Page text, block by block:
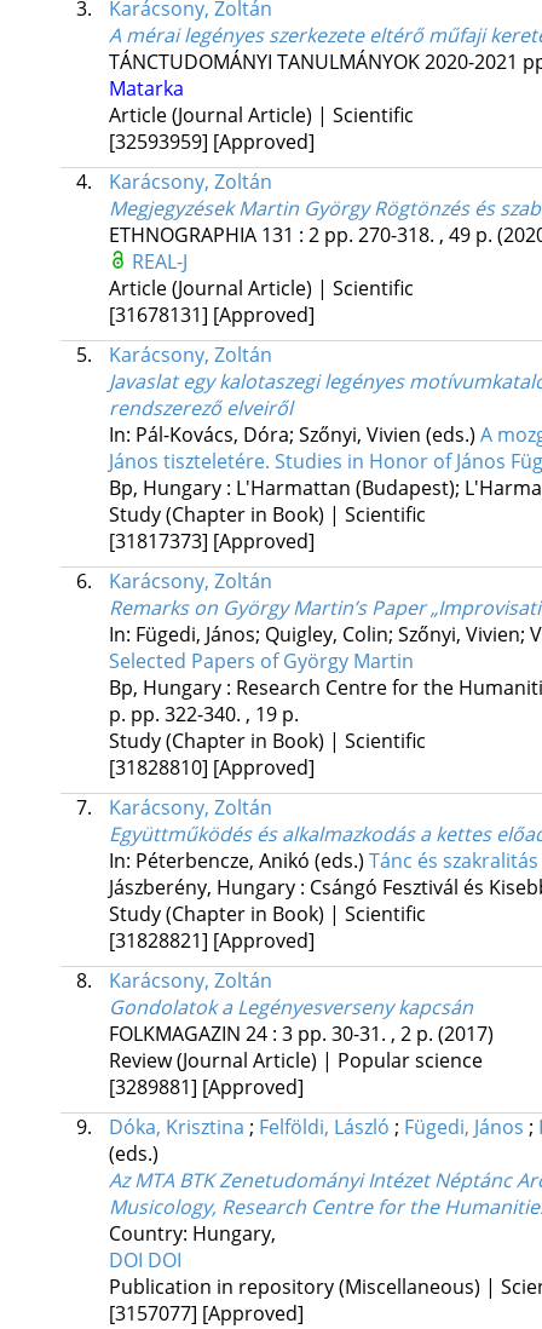
3.
Karácsony, Zoltán
A mérai legényes szerkezete eltérő műfaji
TÁNCTUDOMÁNYI TANULMÁNYOK2020-2021
Matarka
Article (Journal Article) | Scientific
[32593959] [Approved]
4.
Karácsony, Zoltán
Megjegyzések Martin György Rögtönzés és
ETHNOGRAPHIA 131 : 2 pp. 270-318. , 49 p.
REAL-J
Article (Journal Article) | Scientific
[31678131] [Approved]
5.
Karácsony, Zoltán
Javaslat egy kalotaszegi legényes
rendszerező elveiről
In: Pál-Kovács, Dóra; Szőnyi, Vivien (eds.) A
János tiszteletére. Studies in Honor of János
Bp, Hungary : L'Harmattan (Budapest);
Study (Chapter in Book) | Scientific
[31817373] [Approved]
6.
Karácsony, Zoltán
Remarks on György Martin’s Paper
In: Fügedi, János; Quigley, Colin; Szőnyi, Vivien;
Selected Papers of György Martin
Bp, Hungary : Research Centre for the
p. pp. 322-340. , 19 p.
Study (Chapter in Book) | Scientific
[31828810] [Approved]
7.
Karácsony, Zoltán
Együttműködés és alkalmazkodás a kettes
In: Péterbencze, Anikó (eds.) Tánc és
Jászberény, Hungary : Csángó Fesztivál és
Study (Chapter in Book) | Scientific
[31828821] [Approved]
8.
Karácsony, Zoltán
Gondolatok a Legényesverseny kapcsán
FOLKMAGAZIN 24: 3 pp. 30-31. , 2 p. (2017)
Review (Journal Article) | Popular science
[3289881] [Approved]
9.
Dóka, Krisztina ; Felföldi, László ; Fügedi, János ;
(eds.)
Az MTA BTK Zenetudományi Intézet Néptánc
Musicology, Research Centre for the
Country: Hungary,
DOI DOI
Publication in repository (Miscellaneous) |
[3157077] [Approved]